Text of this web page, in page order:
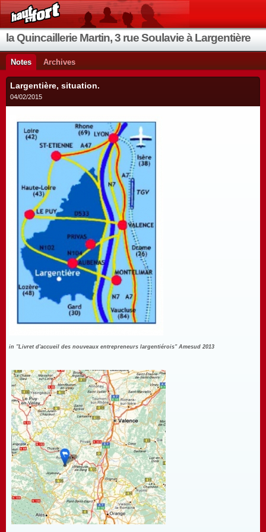
la Quincaillerie Martin, 3 rue Soulavie à Largentière
Notes Archives
Largentière, situation.
04/02/2015
in "Livret d'accueil des nouveaux entrepreneurs largentiérois" Amesud 2013